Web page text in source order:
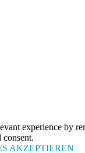
experience
AKZEPTIEREN